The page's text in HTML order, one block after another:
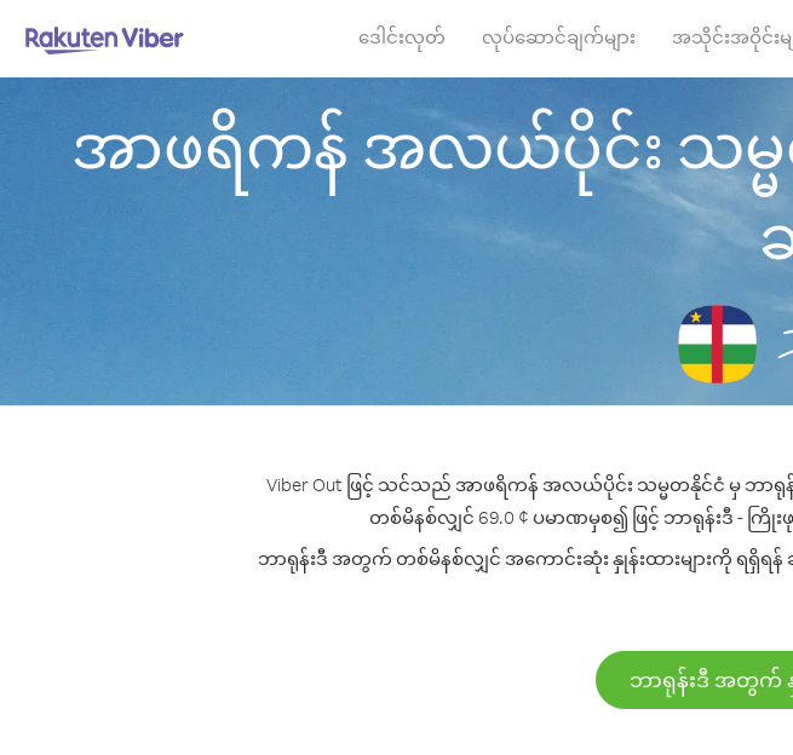
ဒေါင်းလုတ် လုပ်ဆောင်ချက်များ အသိုင်းအဝိုင်းမျ
အာဖရိကန် အလယ်ပိုင်း သမ္မ
Viber Out ဖြင့် သင်သည် အာဖရိကန် အလယ်ပိုင်း သမ္မတနိုင်ငံ မှ ဘာ
တစ်မိနစ်လျှင် 69.0 ¢ ပမာဏမှစ၍ ဖြင့် ဘာရုန်းဒီ -
ဘာရုန်းဒီ အတွက် တစ်မိနစ်လျှင် အကောင်းဆုံး နှုန်းထားများကို ရရှိ
ဘာရုန်းဒီ အတွက် နှု